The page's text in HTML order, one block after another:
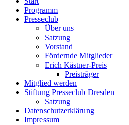
Programm
Presseclub
Über uns
Satzung
Vorstand
Fördernde Mitglieder
Erich Kästner-Preis
Preisträger
Mitglied werden
Stiftung Presseclub Dresden
Satzung
Datenschutzerklärung
Impressum